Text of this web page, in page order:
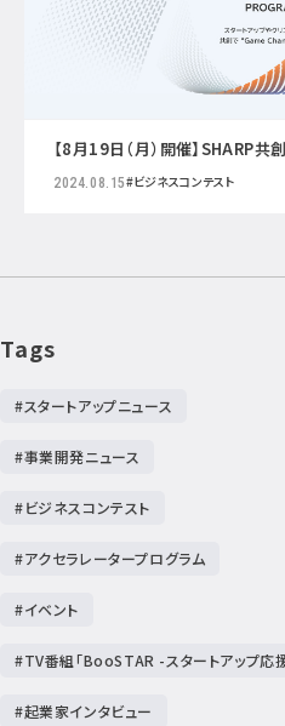
【8月19日（月）開催】SHARP
2024.08.15#ビジネスコンテスト
Tags
#スタートアップニュース
#事業開発ニュース
#ビジネスコンテスト
#アクセラレータープログラム
#イベント
#TV番組「BooSTAR -スタートアップ応
#起業家インタビュー